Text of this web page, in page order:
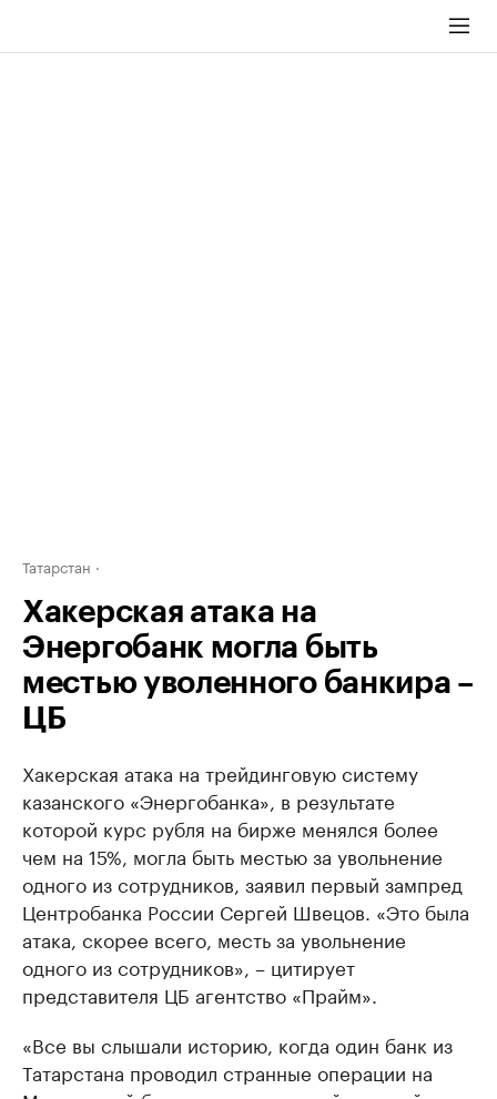
Татарстан
Хакерская атака на
Энергобанк могла быть
местью уволенного банкира –
ЦБ
Хакерская атака на трейдинговую систему
казанского «Энергобанка», в результате
которой курс рубля на бирже менялся более
чем на 15%, могла быть местью за увольнение
одного из сотрудников, заявил первый зампред
Центробанка России Сергей Швецов. «Это была
атака, скорее всего, месть за увольнение
одного из сотрудников», – цитирует
представителя ЦБ агентство «Прайм».
«Все вы слышали историю, когда один банк из
Татарстана проводил странные операции на